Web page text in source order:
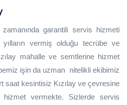
garantili servis hizmeti
yılların vermiş olduğu tecrübe ve
mahalle ve semtlerine hizmet
işin da uzman nitelikli ekibimiz
saat kesintisiz Kızılay ve çevresine
vermekte. Sizlerde servis